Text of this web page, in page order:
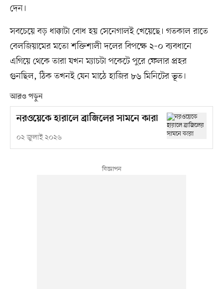
দেন।
‎সবচেয়ে বড় ধাক্কাটা বোধ হয় সেনেগালই খেয়েছে। গতকাল রাতে
বেলজিয়ামের মতো শক্তিশালী দলের বিপক্ষে ২–০ ব্যবধানে
এগিয়ে থেকে তারা যখন ম্যাচটা পকেটে পুরে ফেলার প্রহর
গুনছিল, ঠিক তখনই যেন মাঠে হাজির ৮৬ মিনিটের ভূত।
আরও পড়ুন
নরওয়েকে হারালে ব্রাজিলের সামনে কারা
০২ জুলাই ২০২৬